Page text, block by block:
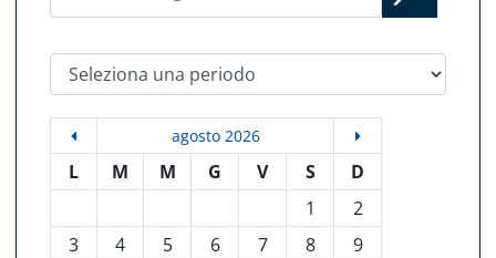
Seleziona una periodo
agosto 2026
L M M G V S
D
1
2
3
4 5 6 7 8
9